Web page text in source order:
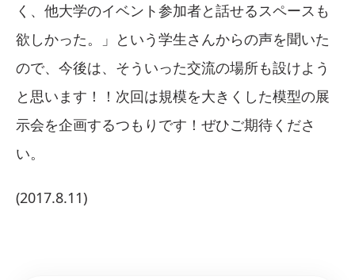
く、他大学のイベント参加者と話せるスペースも
欲しかった。」という学生さんからの声を聞いた
ので、今後は、そういった交流の場所も設けよう
と思います！！次回は規模を大きくした模型の展
示会を企画するつもりです！ぜひご期待くださ
い。
(2017.8.11)